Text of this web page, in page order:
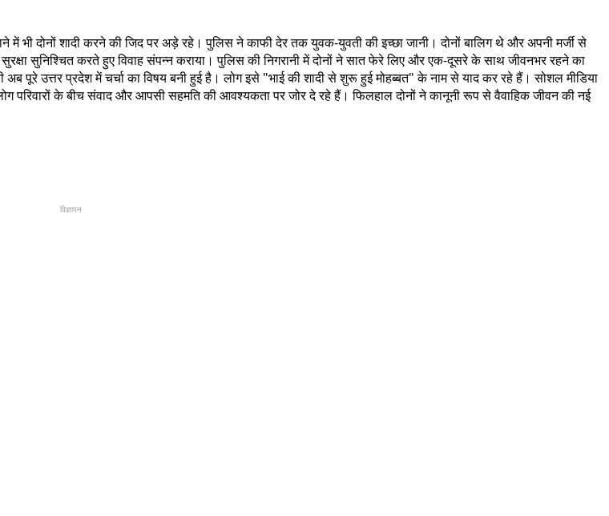
में भी दोनों शादी करने की जिद पर अड़े रहे। पुलिसनेकाफी देर तक युवक-युवती की इच्छा जानी। दोनों बालिग थे और अपनी मर्जी से
सुनिश्चित करते हुए विवाह संपन्न कराया। पुलिस की निगरानी में दोनों ने सात फेरे लिए और एक-दूसरे के साथ जीवनभर रहने का
पूरे उत्तर प्रदेश में चर्चा का विषय बनी हुई है। लोग इसे "भाई की शादी से शुरू हुई मोहब्बत" के नाम से याद कर रहे हैं। सोशल मीडिया
परिवारों के बीच संवाद और आपसी सहमति की आवश्यकता पर जोर दे रहे हैं। फिलहाल दोनों ने कानूनी रूप से वैवाहिक जीवन की नई
विज्ञापन